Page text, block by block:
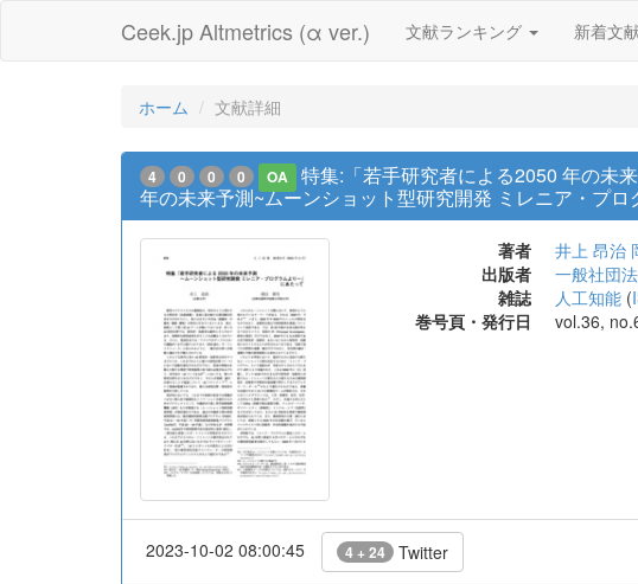
Ceek.jp Altmetrics (α ver.) 文献ランキング 新着文
ホーム 文献詳細
4 0 0 0 OA
特集:「若手研究者による2050 年の未
年の未来予測~ムーンショット型研究開発 ミレニア・プロ
著者 井上 昂治
出版者
一般社団
雑誌
人工知能 (
巻号頁・発行日
vol.36,
2023-10-02 08:00:45 4 + 24 Twitter